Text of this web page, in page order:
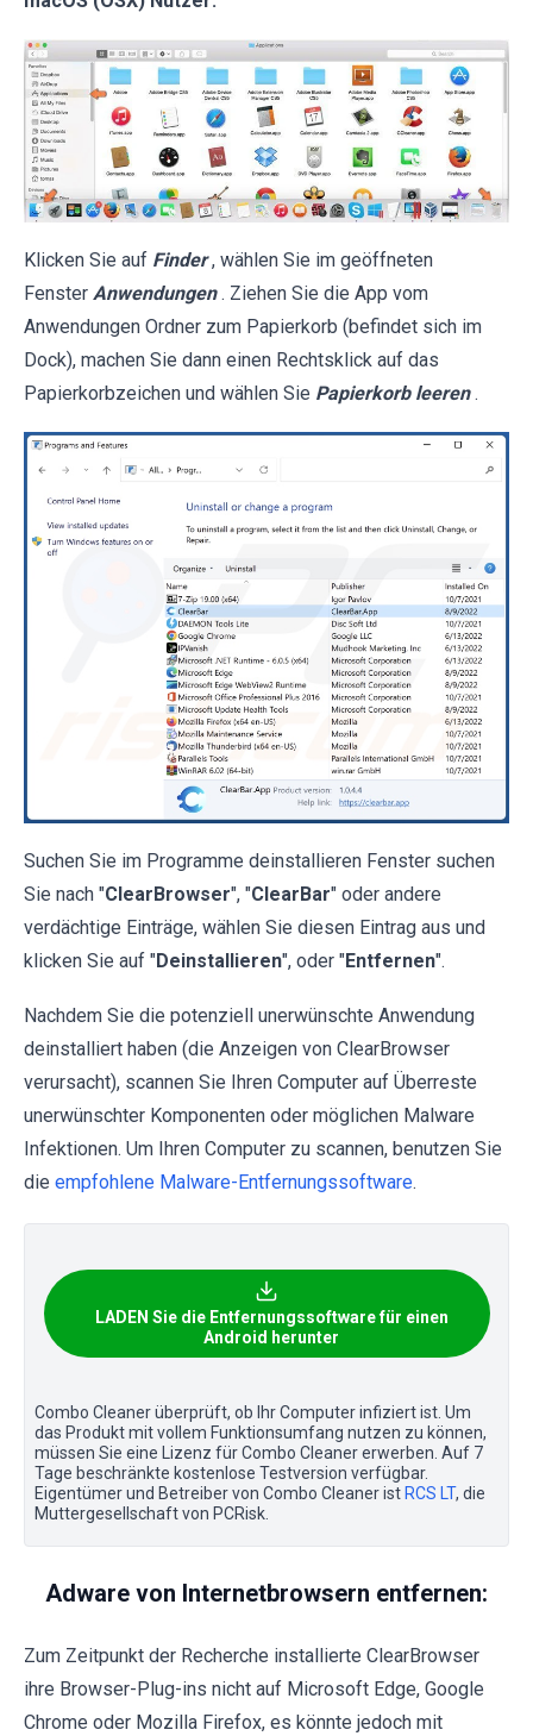
Klicken Sie auf Finder , wählen Sie im geöffneten
Fenster Anwendungen . Ziehen Sie die App vom
Anwendungen Ordner zum Papierkorb (befindet sich im
Dock), machen Sie dann einen Rechtsklick auf das
Papierkorbzeichen und wählen Sie Papierkorb leeren .
Suchen Sie im Programme deinstallieren Fenster suchen
Sie nach "ClearBrowser", "ClearBar" oder andere
verdächtige Einträge, wählen Sie diesen Eintrag aus und
klicken Sie auf "Deinstallieren", oder "Entfernen".
Nachdem Sie die potenziell unerwünschte Anwendung
deinstalliert haben (die Anzeigen von ClearBrowser
verursacht), scannen Sie Ihren Computer auf Überreste
unerwünschter Komponenten oder möglichen Malware
Infektionen. Um Ihren Computer zu scannen, benutzen Sie
die empfohlene Malware-Entfernungssoftware.
LADEN Sie die Entfernungssoftware für einen
Android herunter
Combo Cleaner überprüft, ob Ihr Computer infiziert ist. Um
das Produkt mit vollem Funktionsumfang nutzen zu können,
müssen Sie eine Lizenz für Combo Cleaner erwerben. Auf 7
Tage beschränkte kostenlose Testversion verfügbar.
Eigentümer und Betreiber von Combo Cleaner ist RCS LT, die
Muttergesellschaft von PCRisk.
Adware von Internetbrowsern entfernen:
Zum Zeitpunkt der Recherche installierte ClearBrowser
ihre Browser-Plug-ins nicht auf Microsoft Edge, Google
Chrome oder Mozilla Firefox, es könnte jedoch mit